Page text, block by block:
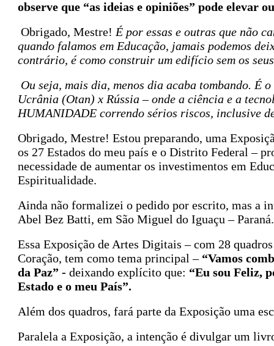
observe que “as ideias e opiniões” pode elevar
Obrigado, Mestre! É por essas e outras que não
quando falamos em Educação, jamais podemos
contrário, é como construir um edifício sem os
Ou seja, mais dia, menos dia acaba tombando. É
Ucrânia (Otan) x Rússia – onde a ciência e a
HUMANIDADE correndo sérios riscos, inclusive
Obrigado, Mestre! Estou preparando, uma
os 27 Estados do meu país e o Distrito Federal –
necessidade de aumentar os investimentos em
Espiritualidade.
Ainda não formalizei o pedido por escrito, mas a
Abel Bez Batti, em São Miguel do Iguaçu – Paraná.
Essa Exposição de Artes Digitais – com 28
Coração, tem como tema principal – “Vamos
da Paz” - deixando explícito que: “Eu sou Feliz,
Estado e o meu País”.
Além dos quadros, fará parte da Exposição uma
Paralela a Exposição, a intenção é divulgar um